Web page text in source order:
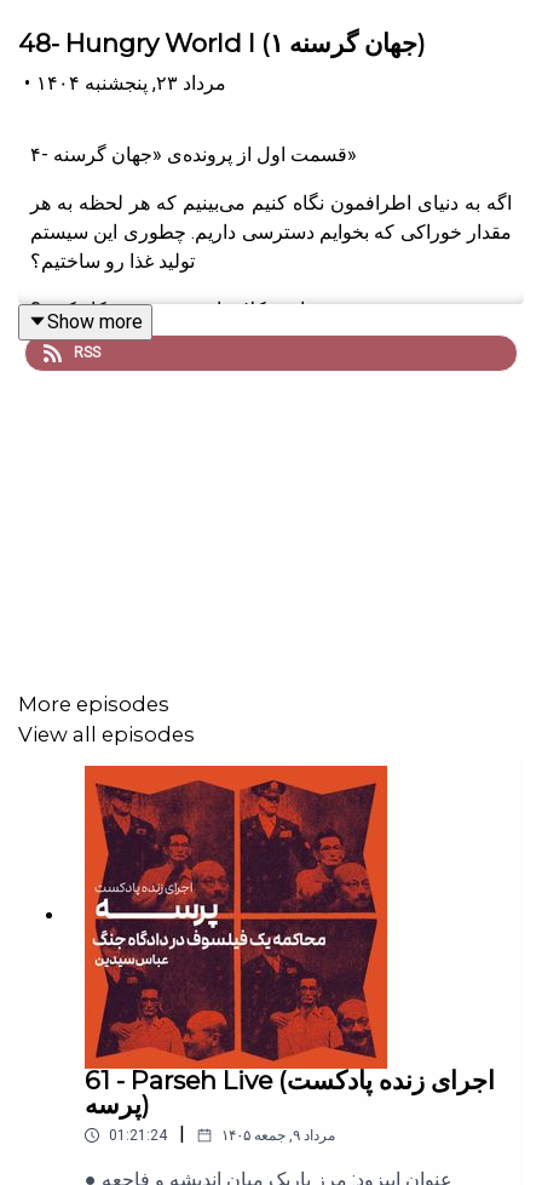
48- Hungry World I (جهان گرسنه ۱)
• ۱۴۰۴ مرداد ۲۳, پنجشنبه
۴- قسمت اول از پرونده‌ی «جهان گرسنه»
اگه به دنیای اطرافمون نگاه کنیم می‌بینیم که هر لحظه به هر
مقدار خوراکی که بخوایم دسترسی داریم. چطوری این سیستم
تولید غذا رو ساختیم؟
با مشکلات این سیستم چه‌کار کنیم؟
کانال یوتویوب پرسهرو دنبال کنید!
Show more
RSS
More episodes
View all episodes
61 - Parseh Live (اجرای زنده پادکست
پرسه)
01:21:24 | ۱۴۰۵ مرداد ۹, جمعه
● عنوان اپیزود: مرز باریک میان اندیشه و فاجعه